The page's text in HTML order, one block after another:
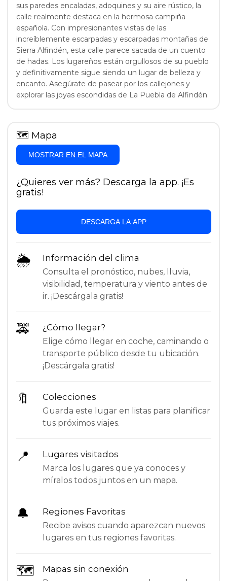
sus paredes encaladas, adoquines y su aire rústico, la
calle realmente destaca en la hermosa campiña
española. Con impresionantes vistas de las
increíblemente escarpadas y escarpadas montañas de
Sierra Alfindén, esta calle parece sacada de un cuento
de hadas. Los lugareños están orgullosos de su pueblo
y definitivamente sigue siendo un lugar de belleza y
encanto. Asegúrate de pasear por los callejones y
explorar las joyas escondidas de La Puebla de Alfindén.
🗺 Mapa
MOSTRAR EN EL MAPA
¿Quieres ver más? Descarga la app. ¡Es
gratis!
DESCARGA LA APP
🌦 Información del clima
Consulta el pronóstico, nubes, lluvia,
visibilidad, temperatura y viento antes de
ir. ¡Descárgala gratis!
🚕 ¿Cómo llegar?
Elige cómo llegar en coche, caminando o
transporte público desde tu ubicación.
¡Descárgala gratis!
🔖 Colecciones
Guarda este lugar en listas para planificar
tus próximos viajes.
📍 Lugares visitados
Marca los lugares que ya conoces y
míralos todos juntos en un mapa.
🔔 Regiones Favoritas
Recibe avisos cuando aparezcan nuevos
lugares en tus regiones favoritas.
🗺 Mapas sin conexión